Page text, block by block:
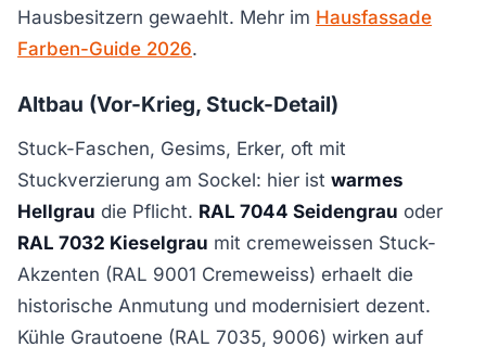
Hausbesitzern gewaehlt. Mehr im Hausfassade
Farben-Guide 2026.
Altbau (Vor-Krieg, Stuck-Detail)
Stuck-Faschen, Gesims, Erker, oft mit
Stuckverzierung am Sockel: hier ist warmes
Hellgrau die Pflicht. RAL 7044 Seidengrau oder
RAL 7032 Kieselgrau mit cremeweissen Stuck-
Akzenten (RAL 9001 Cremeweiss) erhaelt die
historische Anmutung und modernisiert dezent.
Kühle Grautoene (RAL 7035, 9006) wirken auf